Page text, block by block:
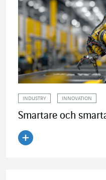
INDUSTRY INNOVATION
Smartare och